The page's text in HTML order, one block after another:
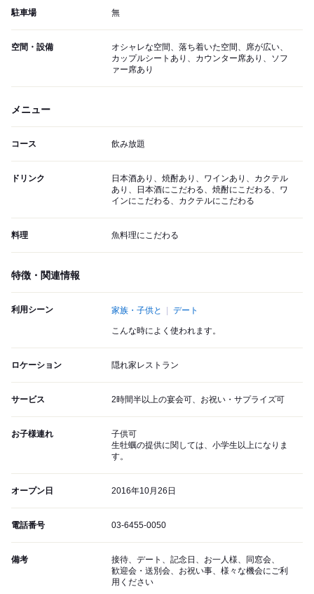
駐車場 無
空間・設備
オシャレな空間、落ち着いた空間、席が広い、
カップルシートあり、カウンター席あり、ソフ
ァー席あり
メニュー
コース 飲み放題
ドリンク
日本酒あり、焼酎あり、ワインあり、カクテル
あり、日本酒にこだわる、焼酎にこだわる、ワ
インにこだわる、カクテルにこだわる
料理 魚料理にこだわる
特徴・関連情報
利用シーン 家族・子供と デート
こんな時によく使われます。
ロケーション 隠れ家レストラン
サービス 2時間半以上の宴会可、お祝い・サプライズ可
お子様連れ
子供可
生牡蠣の提供に関しては、小学生以上になりま
す。
オープン日 2016年10月26日
電話番号 03-6455-0050
備考
接待、デート、記念日、お一人様、同窓会、
歓迎会・送別会、お祝い事、様々な機会にご利
用ください